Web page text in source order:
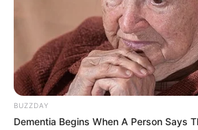
BUZZDAY
Dementia Begins When A Person Says